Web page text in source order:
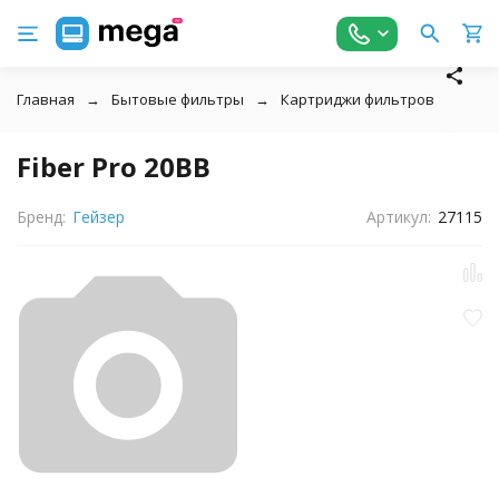
Главная Бытовые фильтры Картриджи фильтров
Fiber Pro 20BB
Бренд: Гейзер Артикул: 27115